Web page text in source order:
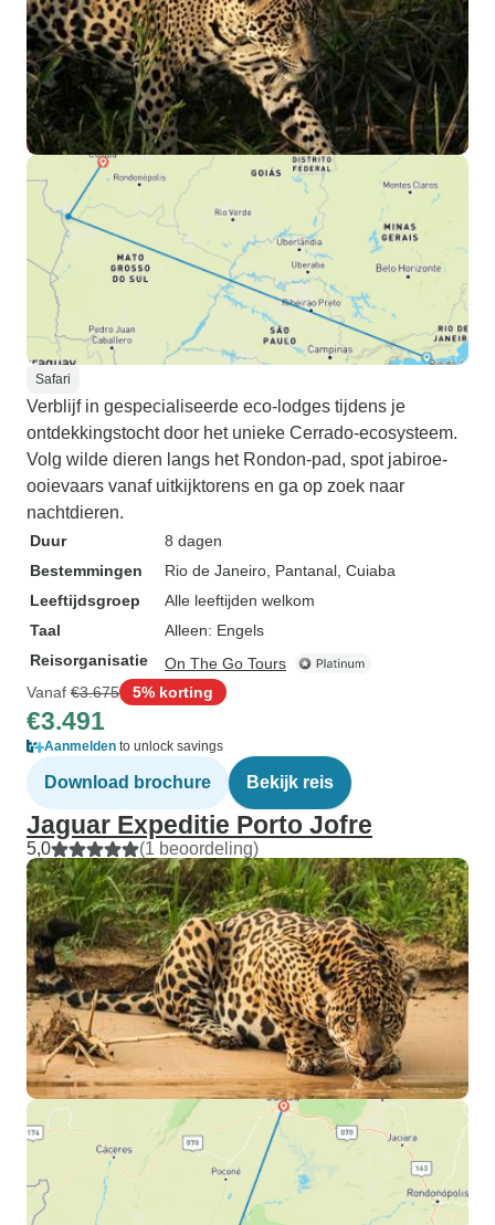
Safari
Verblijf in gespecialiseerde eco-lodges tijdens je
ontdekkingstocht door het unieke Cerrado-ecosysteem.
Volg wilde dieren langs het Rondon-pad, spot jabiroe-
ooievaars vanaf uitkijktorens en ga op zoek naar
nachtdieren.
Duur
8 dagen
Bestemmingen
Rio de Janeiro , Pantanal , Cuiaba
Leeftijdsgroep
Alle leeftijden welkom
Taal
Alleen: Engels
Reisorganisatie
On The Go Tours
Vanaf €3.675 5% korting
€3.491
Aanmelden to unlock savings
Download brochure Bekijk reis
Jaguar Expeditie Porto Jofre
5,0 (1 beoordeling)